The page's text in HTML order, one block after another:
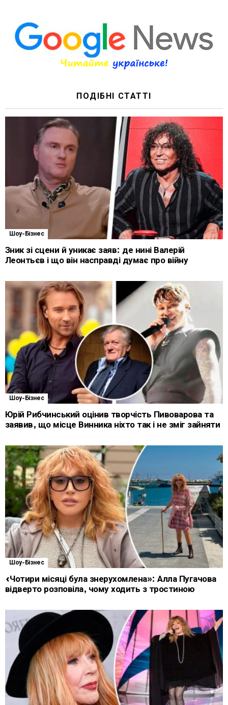
ПОДІБНІ СТАТТІ
Шоу-Бізнес
Зник зі сцени й уникає заяв: де нині Валерій
Леонтьєв і що він насправді думає про війну
Шоу-Бізнес
Юрій Рибчинський оцінив творчість Пивоварова та
заявив, що місце Винника ніхто так і не зміг зайняти
Шоу-Бізнес
«Чотири місяці була знерухомлена»: Алла Пугачова
відверто розповіла, чому ходить з тростиною